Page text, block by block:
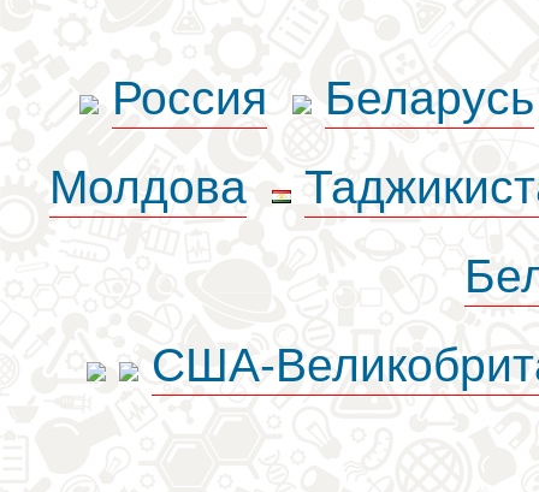
Россия
Беларусь
Молдова
США-